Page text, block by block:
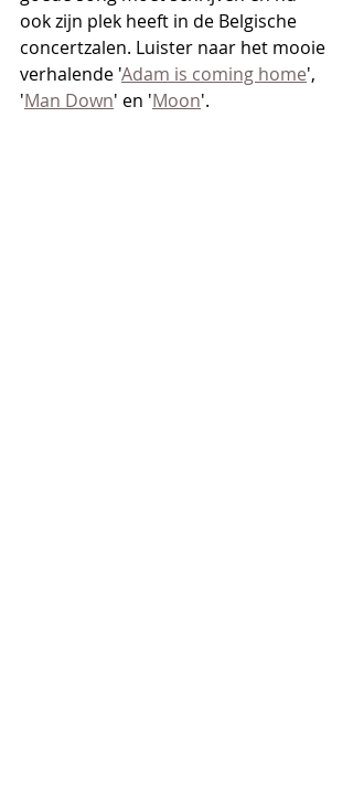
ook zijn plek heeft in de Belgische
concertzalen. Luister naar het mooie
verhalende 'Adam is coming home',
'Man Down' en 'Moon'.